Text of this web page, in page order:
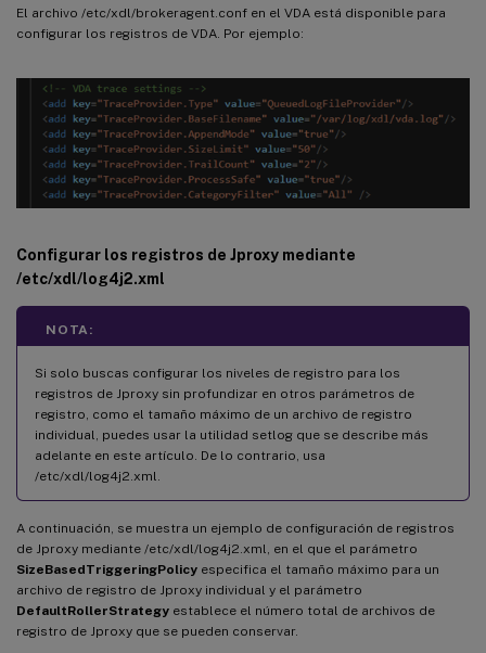
El archivo /etc/xdl/brokeragent.conf en el VDA está disponible para
configurar los registros de VDA. Por ejemplo:
Configurar los registros de Jproxy mediante
/etc/xdl/log4j2.xml
NOTA:
Si solo buscas configurar los niveles de registro para los
registros de Jproxy sin profundizar en otros parámetros de
registro, como el tamaño máximo de un archivo de registro
individual, puedes usar la utilidad setlog que se describe más
adelante en este artículo. De lo contrario, usa
/etc/xdl/log4j2.xml.
A continuación, se muestra un ejemplo de configuración de registros
de Jproxy mediante /etc/xdl/log4j2.xml, en el que el parámetro
SizeBasedTriggeringPolicy especifica el tamaño máximo para un
archivo de registro de Jproxy individual y el parámetro
DefaultRollerStrategy establece el número total de archivos de
registro de Jproxy que se pueden conservar.